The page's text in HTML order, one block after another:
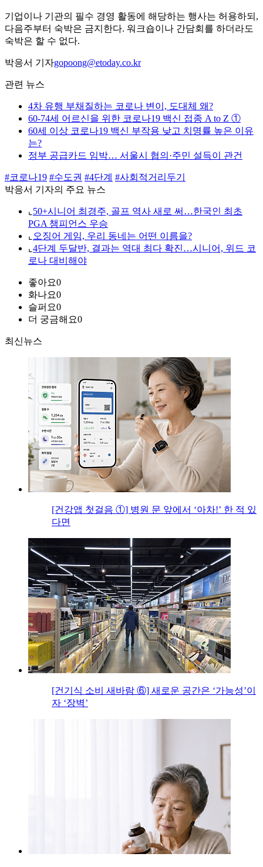
기업이나 기관의 필수 경영 활동에 해당하는 행사는 허용하되,
다음주부터 숙박은 금지한다. 워크숍이나 간담회를 하더라도
숙박은 할 수 없다.
박응서 기자gopoong@etoday.co.kr
관련 뉴스
4차 유행 부채질하는 코로나 변이, 도대체 왜?
60-74세 어르신을 위한 코로나19 백신 접종 A to Z ①
60세 이상 코로나19 백신 부작용 낮고 치명률 높은 이유
는?
정부 공급카드 임박… 서울시 협의·주민 설득이 관건
#코로나19 #수도권 #4단계 #사회적거리두기
박응서 기자의 주요 뉴스
⌞ 50+시니어 최경주, 골프 역사 새로 써…한국인 최초
PGA 챔피언스 우승
⌞ 오징어 게임, 우리 동네는 어떤 이름을?
⌞ 4단계 두달반, 결과는 역대 최다 확진…시니어, 위드 코
로나 대비해야
좋아요0
화나요0
슬퍼요0
더 궁금해요0
최신뉴스
[건강앱 첫걸음 ①] 병원 문 앞에서 ‘아차!’ 한 적 있
다면
[건기식 소비 새바람 ⑥] 새로운 공간은 ‘가능성’이
자 ‘장벽’